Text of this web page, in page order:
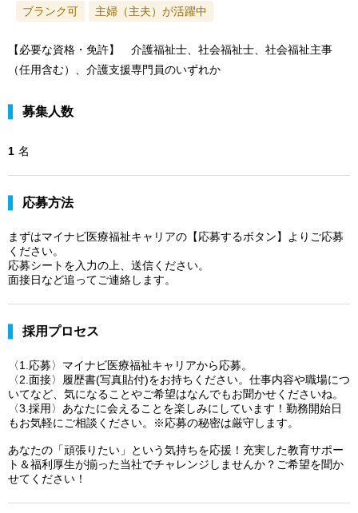
ブランク可 主婦（主夫）が活躍中
【必要な資格・免許】 介護福祉士、社会福祉士、社会福祉主事
（任用含む）、介護支援専門員のいずれか
募集人数
1 名
応募方法
まずはマイナビ医療福祉キャリアの【応募するボタン】よりご応募
ください。
応募シートを入力の上、送信ください。
面接日など追ってご連絡します。
採用プロセス
〈1.応募〉マイナビ医療福祉キャリアから応募。
〈2.面接〉履歴書(写真貼付)をお持ちください。仕事内容や職場につ
いてなど、気になることやご希望はなんでもお聞かせくださいね。
〈3.採用〉あなたに会えることを楽しみにしています！勤務開始日
もお気軽にご相談ください。※応募の秘密は厳守します。
あなたの「頑張りたい」という気持ちを応援！充実した教育サポー
ト＆福利厚生が揃った当社でチャレンジしませんか？ご希望を聞か
せてください！